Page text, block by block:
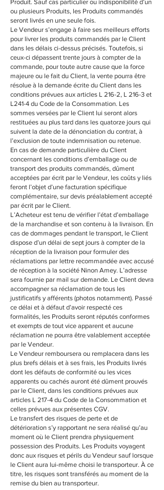
Produit. Sauf cas particulier ou indisponibilité d’un
ou plusieurs Produits, les Produits commandés
seront livrés en une seule fois.
Le Vendeur s’engage à faire ses meilleurs efforts
pour livrer les produits commandés par le Client
dans les délais ci-dessus précisés. Toutefois, si
ceux-ci dépassent trente jours à compter de la
commande, pour toute autre cause que la force
majeure ou le fait du Client, la vente pourra être
résolue à la demande écrite du Client dans les
conditions prévues aux articles L 216-2, L 216-3 et
L241-4 du Code de la Consommation. Les
sommes versées par le Client lui seront alors
restituées au plus tard dans les quatorze jours qui
suivent la date de la dénonciation du contrat, à
l’exclusion de toute indemnisation ou retenue.
En cas de demande particulière du Client
concernant les conditions d’emballage ou de
transport des produits commandés, dûment
acceptées par écrit par le Vendeur, les coûts y liés
feront l’objet d’une facturation spécifique
complémentaire, sur devis préalablement accepté
par écrit par le Client.
L’Acheteur est tenu de vérifier l’état d’emballage
de la marchandise et son contenu à la livraison. En
cas de dommages pendant le transport, le Client
dispose d’un délai de sept jours à compter de la
réception de la livraison pour formuler des
réclamations par lettre recommandée avec accusé
de réception à la société Ninon Amey. L’adresse
sera fournie par mail sur demande. Le Client devra
accompagner sa réclamation de tous les
justificatifs y afférents (photos notamment). Passé
ce délai et à défaut d’avoir respecté ces
formalités, les Produits seront réputés conformes
et exempts de tout vice apparent et aucune
réclamation ne pourra être valablement acceptée
par le Vendeur.
Le Vendeur remboursera ou remplacera dans les
plus brefs délais et à ses frais, les Produits livrés
dont les défauts de conformité ou les vices
apparents ou cachés auront été dûment prouvés
par le Client, dans les conditions prévues aux
articles L 217-4 du Code de la Consommation et
celles prévues aux présentes CGV.
Le transfert des risques de perte et de
détérioration s’y rapportant ne sera réalisé qu’au
moment où le Client prendra physiquement
possession des Produits. Les Produits voyagent
donc aux risques et périls du Vendeur sauf lorsque
le Client aura lui-même choisi le transporteur. À ce
titre, les risques sont transférés au moment de la
remise du bien au transporteur.